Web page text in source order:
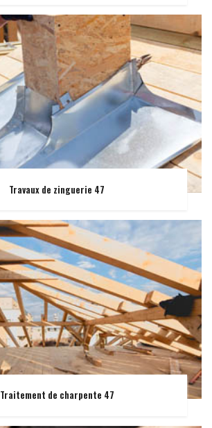
Travaux de zinguerie 47
Traitement de charpente 47